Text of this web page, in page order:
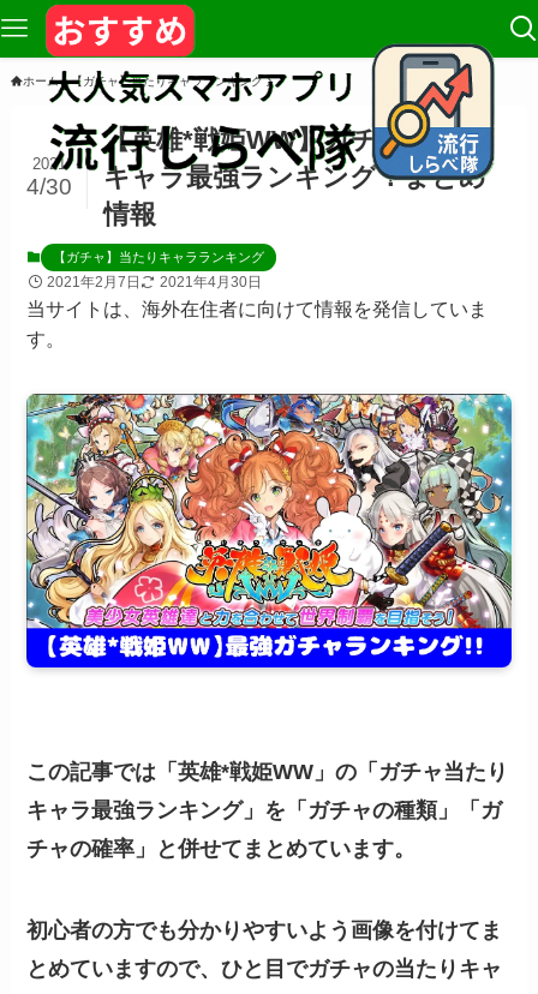
ホーム 【ガチャ】当たりキャラランキング
【英雄*戦姫WW】ガチャ当たり
キャラ最強ランキング！まとめ
情報
2021
4/30
【ガチャ】当たりキャラランキング
2021年2月7日 2021年4月30日
当サイトは、海外在住者に向けて情報を発信していま
す。
この記事では「英雄*戦姫WW」の「ガチャ当たり
キャラ最強ランキング」を「ガチャの種類」「ガ
チャの確率」と併せてまとめています。
初心者の方でも分かりやすいよう画像を付けてま
とめていますので、ひと目でガチャの当たりキャ